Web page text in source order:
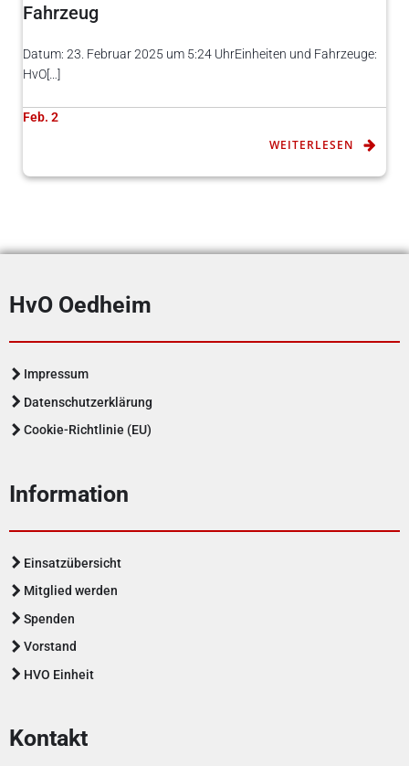
Fahrzeug
Datum: 23. Februar 2025 um 5:24 UhrEinheiten und Fahrzeuge:
HvO[…]
Feb. 2
WEITERLESEN
HvO Oedheim
Impressum
Datenschutzerklärung
Cookie-Richtlinie (EU)
Information
Einsatzübersicht
Mitglied werden
Spenden
Vorstand
HVO Einheit
Kontakt